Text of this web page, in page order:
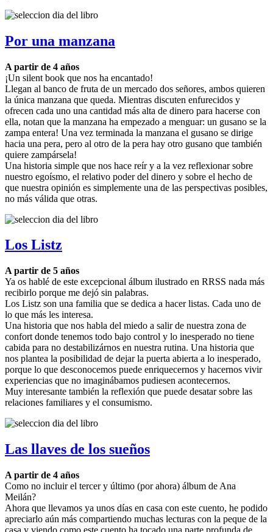
Por una manzana
A partir de 4 años
¡Un silent book que nos ha encantado!
Llegan al banco de fruta de un mercado dos señores, ambos quieren
la única manzana que queda. Mientras discuten enfurecidos y
ofrecen cada uno una cantidad más alta de dinero para hacerse con
ella, notan que la manzana ha empezado a menguar: un gusano se la
zampa entera! Una vez terminada la manzana el gusano se dirige
hacia una pera, pero al otro de la pera hay otro gusano que también
quiere zampársela!
Una historia simple que nos hace reír y a la vez reflexionar sobre
nuestro egoísmo, el relativo poder del dinero y sobre el hecho de
que nuestra opinión es simplemente una de las perspectivas posibles,
no más válida que otras.
Los Listz
A partir de 5 años
Ya os hablé de este excepcional álbum ilustrado en RRSS nada más
recibirlo porque me dejó sin palabras.
Los Listz son una familia que se dedica a hacer listas. Cada uno de
lo que más les interesa.
Una historia que nos habla del miedo a salir de nuestra zona de
confort donde tenemos todo bajo control y lo inesperado no tiene
cabida para no destabilizárnos en nuestra rutina. Una historia que
nos plantea la posibilidad de dejar la puerta abierta a lo inesperado,
porque lo que desconocemos puede enriquecernos y hacernos vivir
experiencias que no imaginábamos pudiesen acontecernos.
Muy interesante también la reflexión que puede desatar sobre las
relaciones familiares y el consumismo.
Las llaves de los sueños
A partir de 4 años
Como no incluir el tercer y último (por ahora) álbum de Ana
Meilán?
Ahora que llevamos ya unos días en casa con este cuento, he podido
apreciarlo aún más compartiendo muchas lecturas con la peque de la